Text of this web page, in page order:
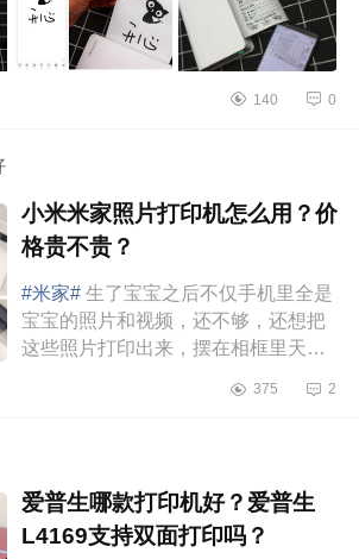
140 0
小米米家照片打印机怎么用？价
格贵不贵？
#米家# 生了宝宝之后不仅手机里全是
宝宝的照片和视频，还不够，还想把
这些照片打印出来，摆在相框里天天
去影楼打印照片真的好麻烦，网...
375 2
爱普生哪款打印机好？爱普生
L4169支持双面打印吗？